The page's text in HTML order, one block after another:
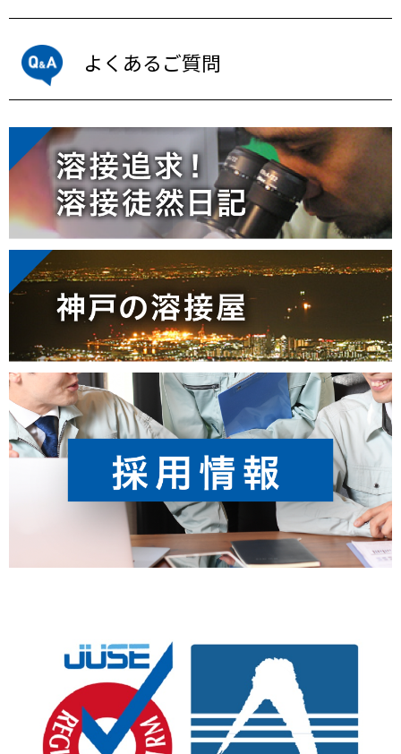
よくあるご質問